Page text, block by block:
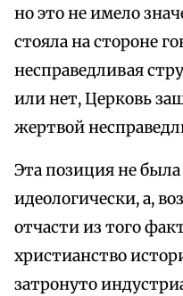
но это не имело
стояла на стороне
несправедливая
или нет, Церковь
жертвой
Эта позиция не
идеологически, а,
отчасти из того
христианство
затронуто